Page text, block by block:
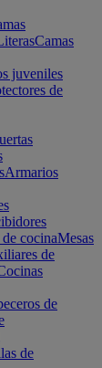
Camas
juveniles
de
Armarios
cocinaMesas
de
de
de